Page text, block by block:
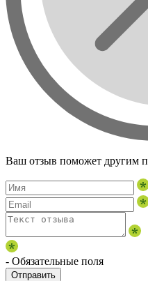
Ваш отзыв поможет другим
- Обязательные поля
Отправить